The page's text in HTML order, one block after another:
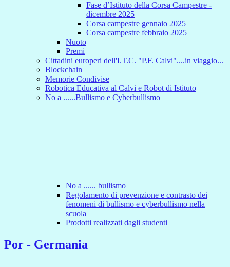
Fase d’Istituto della Corsa Campestre -
dicembre 2025
Corsa campestre gennaio 2025
Corsa campestre febbraio 2025
Nuoto
Premi
Cittadini europeri dell'I.T.C. "P.F. Calvi"....in viaggio...
Blockchain
Memorie Condivise
Robotica Educativa al Calvi e Robot di Istituto
No a ......Bullismo e Cyberbullismo
No a ...... bullismo
Regolamento di prevenzione e contrasto dei
fenomeni di bullismo e cyberbullismo nella
scuola
Prodotti realizzati dagli studenti
Por - Germania